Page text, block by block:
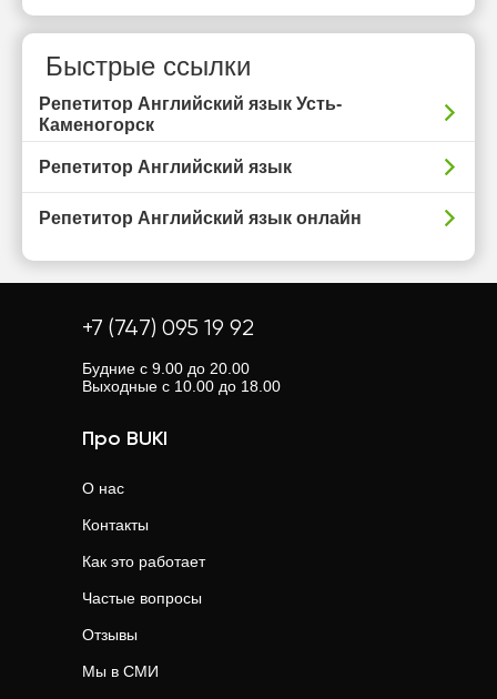
Быстрые ссылки
Репетитор Английский язык Усть-
Каменогорск
Репетитор Английский язык
Репетитор Английский язык онлайн
+7 (747) 095 19 92
Будние с 9.00 до 20.00
Выходные с 10.00 до 18.00
Про BUKI
О нас
Контакты
Как это работает
Частые вопросы
Отзывы
Мы в СМИ